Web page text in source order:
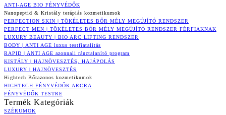
ANTI-AGE BIO FÉNYVÉDŐK
Nanopeptid & Kristály terápiás kozmetikumok
PERFECTION SKIN | TÖKÉLETES BŐR MÉLY MEGÚJÍTÓ RENDSZER
PERFECT MEN | TÖKÉLETES BŐR MÉLY MEGÚJÍTÓ RENDSZER FÉRFIAKNAK
LUXURY BEAUTY | BIO ARC LIFTING RENDSZER
BODY | ANTI AGE luxus testfiatalítás
RAPID | ANTI AGE azonnali ránctalanító program
KISTÁLY | HAJNÖVESZTÉS, HAJÁPOLÁS
LUXURY | HAJNÖVESZTÉS
Hightech Bőrazonos kozmetikumok
HIGHTECH FÉNYVÉDŐK ARCRA
FÉNYVÉDŐK TESTRE
Termék Kategóriák
SZÉRUMOK